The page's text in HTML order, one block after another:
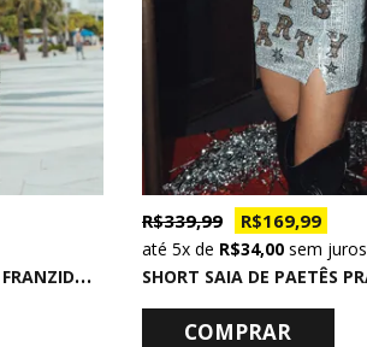
S
HORT SAIA COM TRANSPASSE FRANZIDO EM PAETÊ VERDE
R$ 339,99 R$ 169,99
5xde R$ 34,00 sem juros
COMPRAR